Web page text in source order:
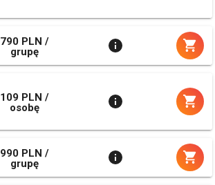
790 PLN /
grupę
109 PLN /
osobę
990 PLN /
grupę